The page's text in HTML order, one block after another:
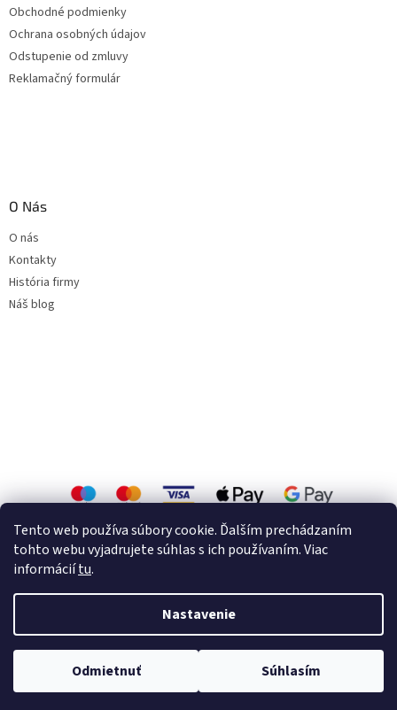
Tento web používa súbory cookie. Ďalším prechádzaním
tohto webu vyjadrujete súhlas s ich používaním. Viac
informáciítu.
Nastavenie
Odmietnuť Súhlasím
Obchodné podmienky
Ochrana osobných údajov
Odstupenie od zmluvy
Reklamačný formulár
O Nás
O nás
Kontakty
História firmy
Náš blog
Copyright 2026Zárubne a interiérové dvere.. Všetky práva